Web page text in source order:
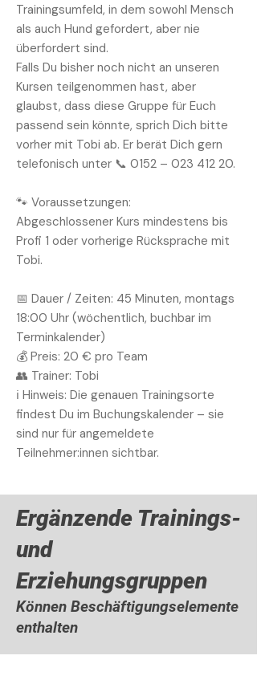
Trainingsumfeld, in dem sowohl Mensch
als auch Hund gefordert, aber nie
überfordert sind.
Falls Du bisher noch nicht an unseren
Kursen teilgenommen hast, aber
glaubst, dass diese Gruppe für Euch
passend sein könnte, sprich Dich bitte
vorher mit Tobi ab. Er berät Dich gern
telefonisch unter 📞 0152 – 023 412 20.
🐾 Voraussetzungen:
Abgeschlossener Kurs mindestens bis
Profi 1 oder vorherige Rücksprache mit
Tobi.
📅 Dauer / Zeiten: 45 Minuten, montags
18:00 Uhr (wöchentlich, buchbar im
Terminkalender)
💰 Preis: 20 € pro Team
👥 Trainer: Tobi
ℹ️ Hinweis: Die genauen Trainingsorte
findest Du im Buchungskalender – sie
sind nur für angemeldete
Teilnehmer:innen sichtbar.
Ergänzende Trainings-
und
Erziehungsgruppen
Können Beschäftigungselemente
enthalten